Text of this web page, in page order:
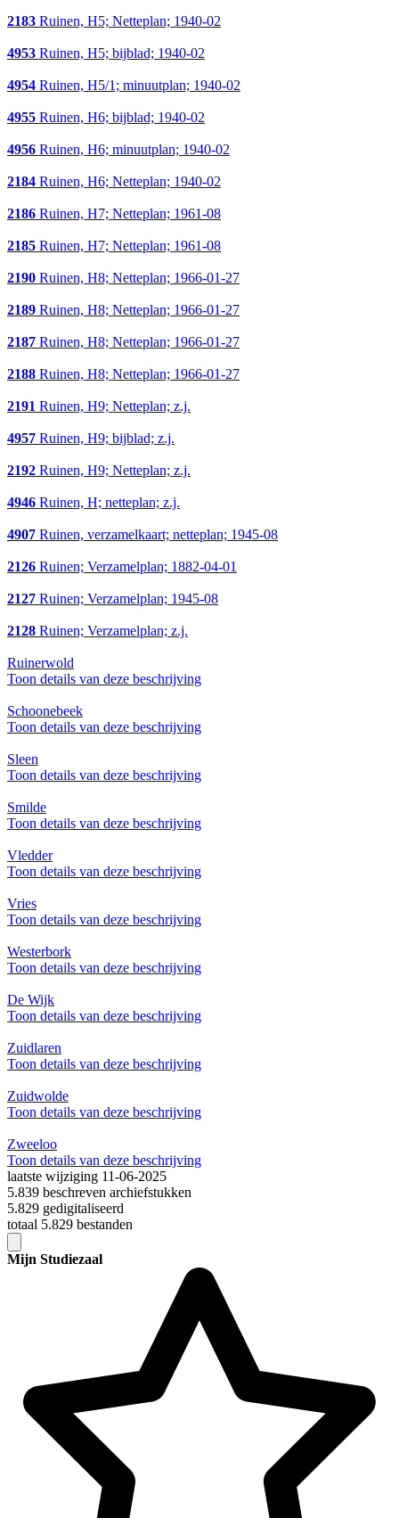
2183 Ruinen, H5; Netteplan; 1940-02
4953 Ruinen, H5; bijblad; 1940-02
4954 Ruinen, H5/1; minuutplan; 1940-02
4955 Ruinen, H6; bijblad; 1940-02
4956 Ruinen, H6; minuutplan; 1940-02
2184 Ruinen, H6; Netteplan; 1940-02
2186 Ruinen, H7; Netteplan; 1961-08
2185 Ruinen, H7; Netteplan; 1961-08
2190 Ruinen, H8; Netteplan; 1966-01-27
2189 Ruinen, H8; Netteplan; 1966-01-27
2187 Ruinen, H8; Netteplan; 1966-01-27
2188 Ruinen, H8; Netteplan; 1966-01-27
2191 Ruinen, H9; Netteplan; z.j.
4957 Ruinen, H9; bijblad; z.j.
2192 Ruinen, H9; Netteplan; z.j.
4946 Ruinen, H; netteplan; z.j.
4907 Ruinen, verzamelkaart; netteplan; 1945-08
2126 Ruinen; Verzamelplan; 1882-04-01
2127 Ruinen; Verzamelplan; 1945-08
2128 Ruinen; Verzamelplan; z.j.
Ruinerwold
Toon details van deze beschrijving
Schoonebeek
Toon details van deze beschrijving
Sleen
Toon details van deze beschrijving
Smilde
Toon details van deze beschrijving
Vledder
Toon details van deze beschrijving
Vries
Toon details van deze beschrijving
Westerbork
Toon details van deze beschrijving
De Wijk
Toon details van deze beschrijving
Zuidlaren
Toon details van deze beschrijving
Zuidwolde
Toon details van deze beschrijving
Zweeloo
Toon details van deze beschrijving
laatste wijziging 11-06-2025
5.839 beschreven archiefstukken
5.829 gedigitaliseerd
totaal 5.829 bestanden
Mijn Studiezaal